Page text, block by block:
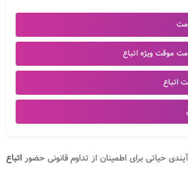
موقت ویژه اتباع
اتباع
حیاتی برای اطمینان از تداوم قانونی حضور اتباع